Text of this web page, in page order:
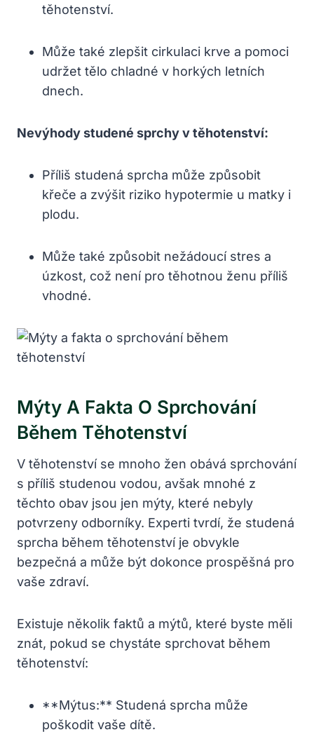
těhotenství.
Může také zlepšit cirkulaci krve a pomoci
udržet tělo chladné v horkých letních
dnech.
Nevýhody studené sprchy v těhotenství:
Příliš studená sprcha může způsobit
křeče a zvýšit riziko hypotermie u matky i
plodu.
Může také způsobit nežádoucí stres a
úzkost, což není pro těhotnou ženu příliš
vhodné.
Mýty A Fakta O Sprchování
Během Těhotenství
V těhotenství se mnoho žen obává sprchování
s příliš studenou vodou, avšak mnohé z
těchto obav jsou jen mýty, které nebyly
potvrzeny odborníky. Experti tvrdí, že studená
sprcha během těhotenství je obvykle
bezpečná a může být dokonce prospěšná pro
vaše zdraví.
Existuje několik faktů a mýtů, které byste měli
znát, pokud se chystáte sprchovat během
těhotenství:
**Mýtus:** Studená sprcha může
poškodit vaše dítě.